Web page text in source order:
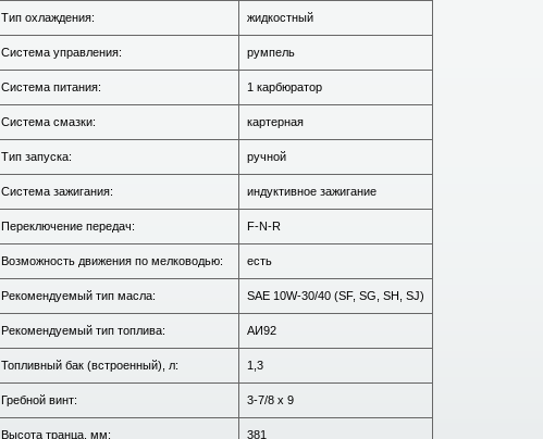
Тип охлаждения: жидкостный
Система управления: румпель
Система питания: 1 карбюратор
Система смазки: картерная
Тип запуска: ручной
Система зажигания: индуктивное зажигание
Переключение передач: F-N-R
Возможность движения по мелководью: есть
Рекомендуемый тип масла: SAE 10W-30/40 (SF, SG, SH, SJ)
Рекомендуемый тип топлива: АИ92
Топливный бак (встроенный), л: 1,3
Гребной винт: 3-7/8 x 9
Высота транца, мм: 381